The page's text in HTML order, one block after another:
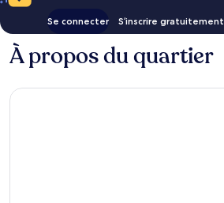
Se connecter S’inscrire gratuitement
À propos du quartier